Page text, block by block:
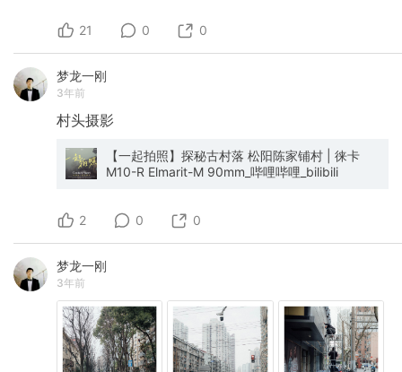
21 0 0
梦龙一刚
3年前
村头摄影
【一起拍照】探秘古村落 松阳陈家铺村 | 徕卡
M10-R Elmarit-M 90mm_哔哩哔哩_bilibili
2 0 0
梦龙一刚
3年前